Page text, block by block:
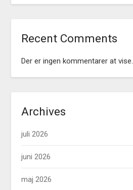
Recent Comments
Der er ingen kommentarer at vise.
Archives
juli 2026
juni 2026
maj 2026